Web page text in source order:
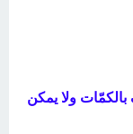
ولا يمكن